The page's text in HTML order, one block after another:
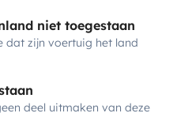
niet toegestaan
dat zijn voertuig het land
deel uitmaken van deze